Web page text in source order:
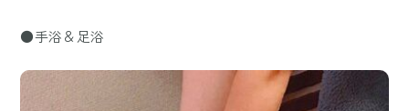
●手浴＆足浴